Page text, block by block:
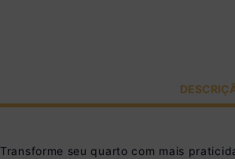
Transforme seu quarto com mais